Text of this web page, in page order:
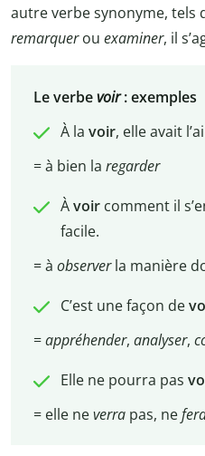
autre verbe synonyme, tels
remarquerou examiner, il
Le verbevoir: exemples
À la voir, elle avait
= à bien la regarder
Àvoir comment il
facile.
= à observerla manière
C’est une façon de
=appréhender, analyser,
Elle ne pourra pas
= elle neverrapas, ne